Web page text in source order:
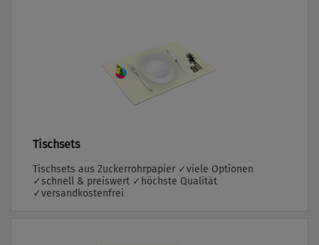
Tischsets
Tischsets aus Zuckerrohrpapier ✓viele Optionen
✓schnell & preiswert ✓höchste Qualität
✓versandkostenfrei